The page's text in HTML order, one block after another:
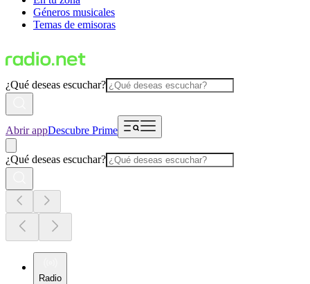
Géneros musicales
Temas de emisoras
¿Qué deseas escuchar?
Abrir appDescubre Prime
¿Qué deseas escuchar?
Radio